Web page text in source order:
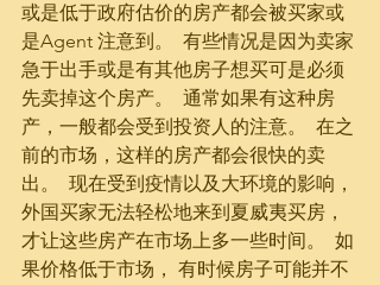
或是低于政府估价的房产都会被买家或
是Agent 注意到。  有些情况是因为卖家
急于出手或是有其他房子想买可是必须
先卖掉这个房产。  通常如果有这种房
产，一般都会受到投资人的注意。  在之
前的市场，这样的房产都会很快的卖
出。  现在受到疫情以及大环境的影响，
外国买家无法轻松地来到夏威夷买房，
才让这些房产在市场上多一些时间。  如
果价格低于市场， 有时候房子可能并不